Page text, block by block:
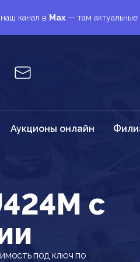
канал в Max — там
Аукционы онлайн
c
под ключ по